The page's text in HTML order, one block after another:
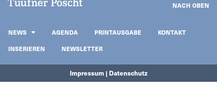
NACH OBEN
NEWS AGENDA PRINTAUSGABE
KONTAKT
INSERIEREN
NEWSLETTER
Impressum | Datenschutz